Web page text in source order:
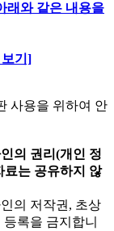
래와 같은 내용을
기]
사용을 위하여 안
의 권리(개인 정
료는 공유하지 않
의 저작권, 초상
록을 금지합니